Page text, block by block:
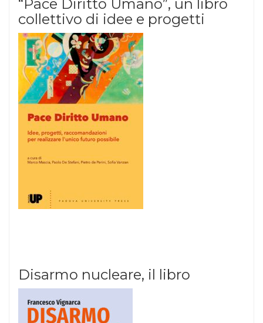
“Pace Diritto Umano”, un libro
collettivo di idee e progetti
Disarmo nucleare, il libro